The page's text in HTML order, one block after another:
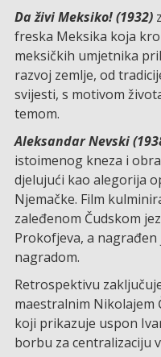
Da živi Meksiko! (1932)
freska Meksika koja
meksičkih umjetnika
razvoj zemlje, od
svijesti, s motivom
temom.
Aleksandar Nevski
istoimenog kneza i
djelujući kao alegorija
Njemačke. Film
zaleđenom Čudskom
Prokofjeva, a
nagradom.
Retrospektivu
maestralnim Nikolajem
koji prikazuje uspon
borbu za centralizaciju